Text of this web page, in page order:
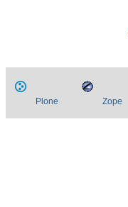
Plone Zope